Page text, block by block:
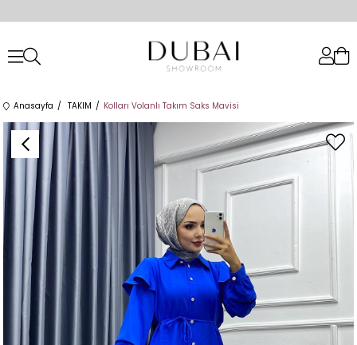
Anasayfa TAKIM Kolları Volanlı Takım Saks Mavisi